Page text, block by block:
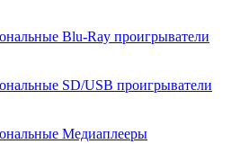
Blu-Ray проигрыватели
SD/USB проигрыватели
Медиаплееры